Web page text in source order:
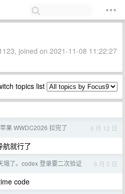
joined on 2021-11-08 11:22:27
topics list
苹果 WWDC2026 拉完了 6 月 12 日
航就行了
塌了。codex 登录要二次验证 6 月 2 日
code